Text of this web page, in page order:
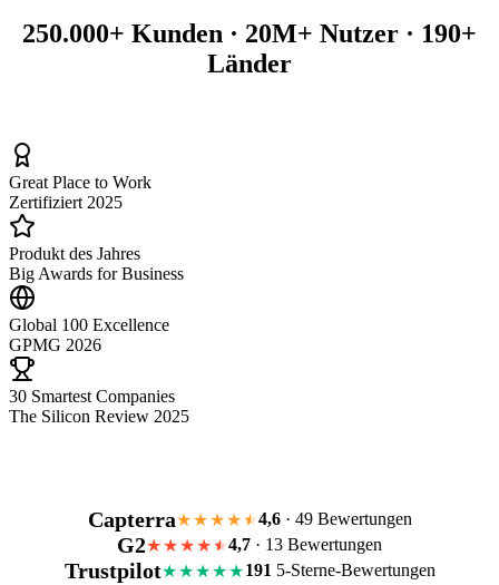
250.000+ Kunden · 20M+ Nutzer · 190+
Länder
Great Place to Work
Zertifiziert 2025
Produkt des Jahres
Big Awards for Business
Global 100 Excellence
GPMG 2026
30 Smartest Companies
The Silicon Review 2025
Capterra★★★★ 4,6· 49 Bewertungen
G2★★★★ 4,7 · 13 Bewertungen
Trustpilot★★★★★191 5-Sterne-Bewertungen